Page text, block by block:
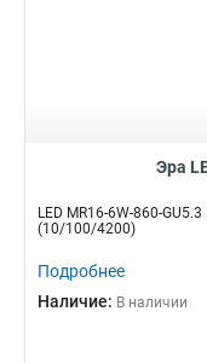
Эра
LED MR16-6W-860-
(10/100/4200)
Подробнее
Наличие: В наличии